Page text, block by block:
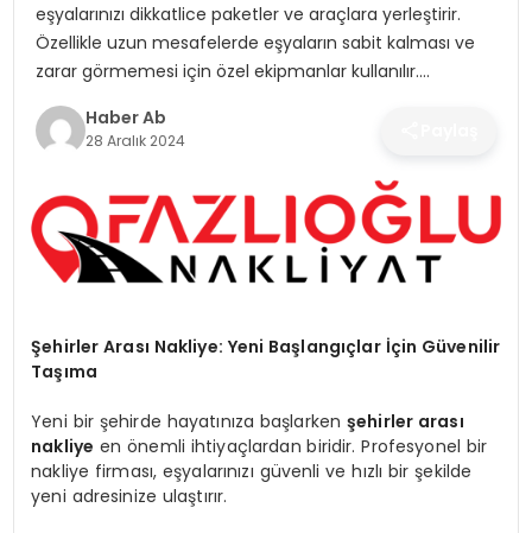
MAGAZIN
eşyalarınızı dikkatlice paketler ve araçlara yerleştirir.
Özellikle uzun mesafelerde eşyaların sabit kalması ve
zarar görmemesi için özel ekipmanlar kullanılır….
Haber Ab
28 Aralık 2024
Şehirler Arası Nakliye: Yeni Başlangıçlar İçin Güvenilir
Taşıma
Yeni bir şehirde hayatınıza başlarkenşehirler arası
nakliye en önemli ihtiyaçlardan biridir. Profesyonel bir
nakliye firması, eşyalarınızı güvenli ve hızlı bir şekilde
yeni adresinize ulaştırır.